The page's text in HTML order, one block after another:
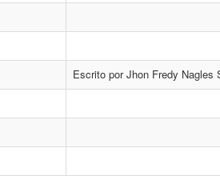
Escrito por Jhon Fredy Nagles